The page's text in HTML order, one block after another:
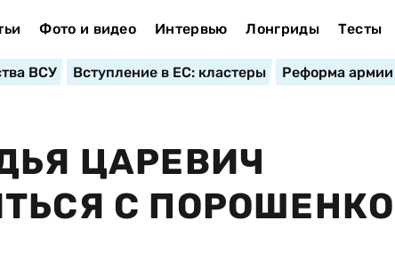
Фото и видео Интервью Лонгриды Тесты
ВСУ Вступление в ЕС: кластеры Реформа армии
ЦАРЕВИЧ
С ПОРОШЕНКО